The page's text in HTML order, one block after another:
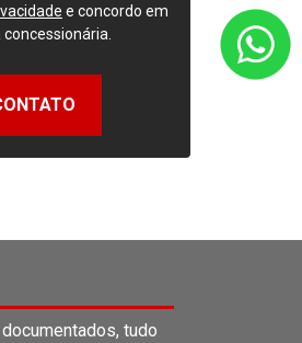
e concordo em
tudo